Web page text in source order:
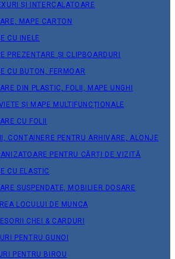
ȘI INTERCALATOARE
MAPE CARTON
CU INELE
PREZENTARE ȘI CLIPBOARDURI
CU BUTON, FERMOAR
DIN PLASTIC, FOLII, MAPE UNGHI
ȘI MAPE MULTIFUNCȚIONALE
CU FOLII
CONTAINERE PENTRU ARHIVARE, ALONJE
PENTRU CĂRȚI DE VIZITĂ
CU ELASTIC
SUSPENDATE, MOBILIER DOSARE
LOCULUI DE MUNCA
CHEI & СARDURI
PENTRU GUNOI
PENTRU BIROU